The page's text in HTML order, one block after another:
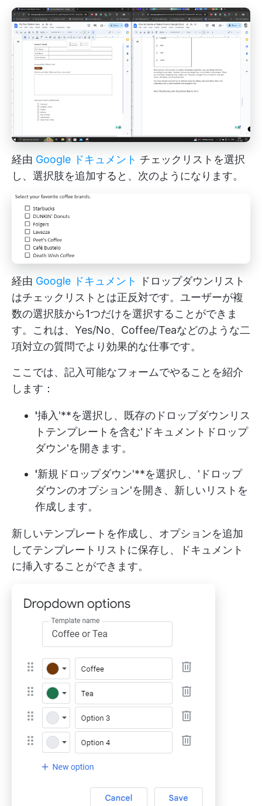
経由 Google ドキュメント チェックリストを選択
し、選択肢を追加すると、次のようになります。
経由 Google ドキュメント
ドロップダウンリスト
はチェックリストとは正反対です。ユーザーが複
数の選択肢から1つだけを選択することができま
す。これは、Yes/No、Coffee/Teaなどのような二
項対立の質問でより効果的な仕事です。
ここでは、記入可能なフォームでやることを紹介
します：
'挿入'**を選択し、既存のドロップダウンリス
トテンプレートを含む'ドキュメントドロップ
ダウン'を開きます。
'新規ドロップダウン'**を選択し、'ドロップ
ダウンのオプション'を開き、新しいリストを
作成します。
新しいテンプレートを作成し、オプションを追加
してテンプレートリストに保存し、ドキュメント
に挿入することができます。